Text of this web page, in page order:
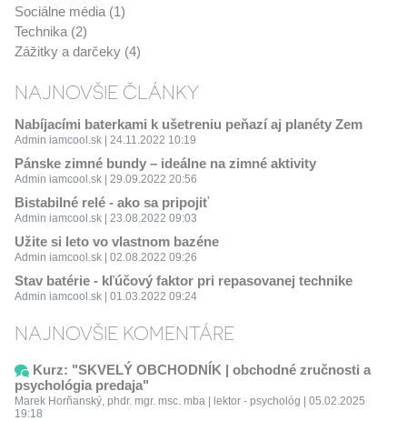
Sociálne média (1)
Technika (2)
Zážitky a darčeky (4)
NAJNOVŠIE ČLÁNKY
Nabíjacími baterkami k ušetreniu peňazí aj planéty Zem
Admin iamcool.sk | 24.11.2022 10:19
Pánske zimné bundy – ideálne na zimné aktivity
Admin iamcool.sk | 29.09.2022 20:56
Bistabilné relé - ako sa pripojiť
Admin iamcool.sk | 23.08.2022 09:03
Užite si leto vo vlastnom bazéne
Admin iamcool.sk | 02.08.2022 09:26
Stav batérie - kľúčový faktor pri repasovanej technike
Admin iamcool.sk | 01.03.2022 09:24
NAJNOVŠIE KOMENTÁRE
Kurz: "SKVELÝ OBCHODNÍK | obchodné zručnosti a
psychológia predaja"
Marek Horňanský, phdr. mgr. msc. mba | lektor - psychológ | 05.02.2025
19:18